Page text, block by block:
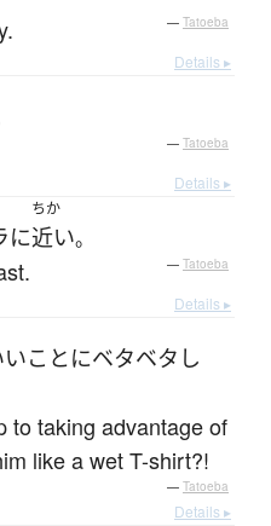
— Tatoeba
Details ▸
— Tatoeba
Details ▸
に
ちか
近い。
— Tatoeba
Details ▸
いことにベタベタ し
to taking advantage of
like a wet T-shirt?!
— Tatoeba
Details ▸